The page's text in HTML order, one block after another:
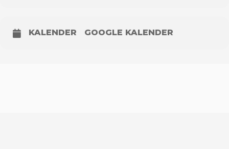
KALENDER GOOGLE KALENDER